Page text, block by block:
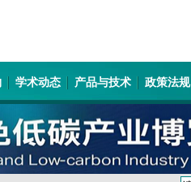
学术动态 产品与技术 政策法规